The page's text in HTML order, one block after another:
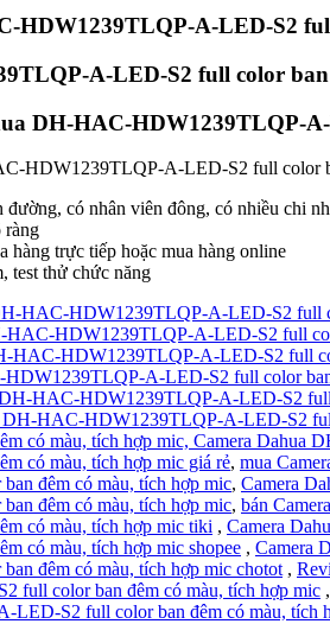
HDW1239TLQP-A-LED-S2
A-LED-S2 full color
DH-HAC-HDW1239TLQP-
HDW1239TLQP-A-LED-S2 full color
có nhân viên đông, có nhiều chi
ràng
hàng trực tiếp hoặc mua hàng online
test thử chức năng
HAC-HDW1239TLQP-A-LED-S2 full
HAC-HDW1239TLQP-A-LED-S2 full
HAC-HDW1239TLQP-A-LED-S2 full
A-LED-S2 full color
DH-HAC-HDW1239TLQP-A-LED-S2
DH-HAC-HDW1239TLQP-A-LED-S2
có màu, tích hợp mic, Camera Dahua
có màu, tích hợp mic giá rẻ, mua
đêm có màu, tích hợp mic, Camera
đêm có màu, tích hợp mic, bán
có màu, tích hợp mic tiki , Camera
có màu, tích hợp mic shopee , Camera
đêm có màu, tích hợp mic chotot ,
full color ban đêm có màu, tích hợp mic ,
S2 full color ban đêm có màu, tích